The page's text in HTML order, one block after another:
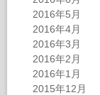
2016年5月
2016年4月
2016年3月
2016年2月
2016年1月
2015年12月